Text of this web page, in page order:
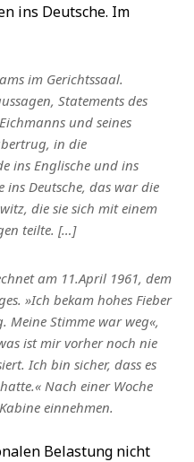
ins Deutsche. Im
im Gerichtssaal.
Statements des
und seines
in die
ins Englische und ins
ins Deutsche, das war die
die sie sich mit einem
teilte. […]
am 11.April 1961, dem
»Ich bekam hohes Fieber
Meine Stimme war weg«,
ist mir vorher noch nie
Ich bin sicher, dass es
Nach einer Woche
einnehmen.
Belastung nicht